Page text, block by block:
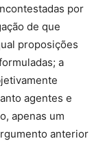
por
de que
proposições
a
agentes e
apenas um
anterior